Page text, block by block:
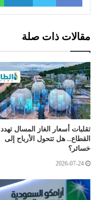
مقالات ذات صلة
تقلبات أسعار الغاز المسال تهدد
القطاع.. هل تتحول الأرباح إلى
خسائر؟
2026-07-24